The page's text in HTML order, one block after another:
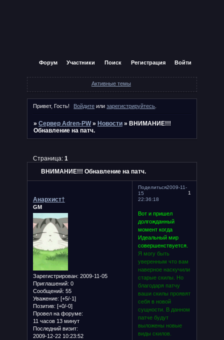
Форум Участники Поиск Регистрация Войти
Активные темы
Привет, Гость! Войдите илизарегистрируйтесь.
» Сервер Adren-PW » Новости » ВНИМАНИЕ!!!
Обнавление на патч.
ВНИМАНИЕ!!! Обнавление на патч.
Страница: 1
Поделиться
1
2009-11-
15
22:36:18
Анархист†
GM
Зарегистрирован: 2009-11-05
Приглашений: 0
Сообщений: 55
Уважение: [+5/-1]
Позитив: [+0/-0]
Провел на форуме:
11 часов 13 минут
Последний визит:
2009-12-22 10:23:52
Вот и пришел
долгожданный
момент когда
Идеальный мир
совершенствуется.
Я могу быть
уверенным что вам
наверное наскучили
старые скилы. Но
благодаря патчу
ваши скилы проявят
себя в новой
сущности. В данном
патче будут
выложены новые
виды скилов.